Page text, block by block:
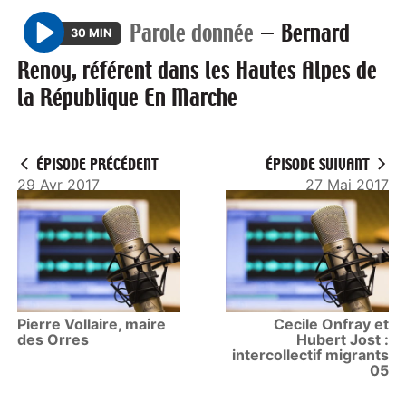
P
l
a
30 MIN Parole donnée — Bernard
Renoy, référent dans les Hautes Alpes de
la République En Marche
ÉPISODE PRÉCÉDENT
29 Avr 2017
Pierre Vollaire, maire
des Orres
ÉPISODE SUIVANT
27 Mai 2017
Cecile Onfray et
Hubert Jost :
intercollectif migrants
05